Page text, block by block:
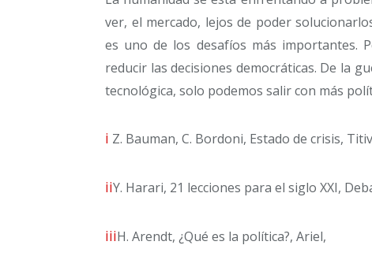
ver, el mercado, lejos de poder
es uno de los desafíos más importantes.
reducir las decisiones democráticas. De la
tecnológica, solo podemos salir con más
i Z. Bauman, C. Bordoni, Estado de crisis,
iiY. Harari, 21 lecciones para el siglo XXI,
iiiH. Arendt, ¿Qué es la política?, Ariel,